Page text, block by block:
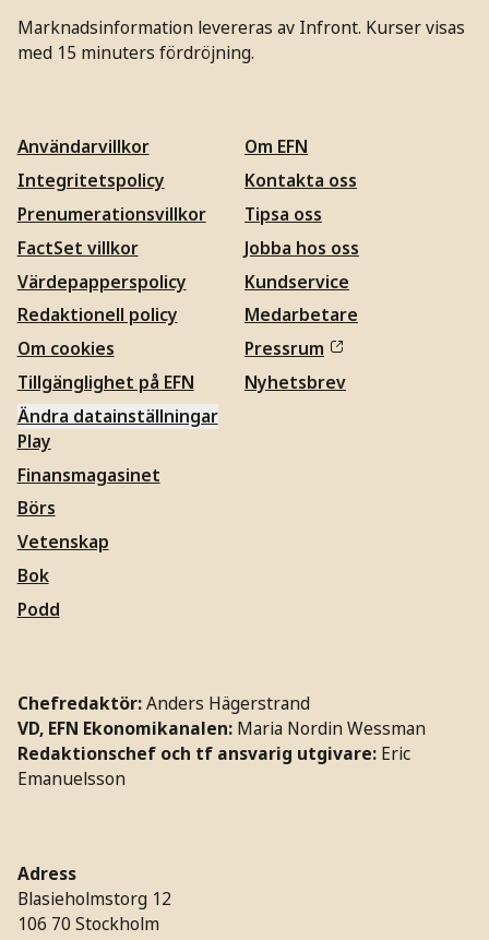
Marknadsinformation levereras av Infront. Kurser visas
med 15 minuters fördröjning.
Användarvillkor
Integritetspolicy
Prenumerationsvillkor
FactSet villkor
Värdepapperspolicy
Redaktionell policy
Om cookies
Tillgänglighet på EFN
Ändra datainställningar
Om EFN
Kontakta oss
Tipsa oss
Jobba hos oss
Kundservice
Medarbetare
Pressrum
Nyhetsbrev
Play
Finansmagasinet
Börs
Vetenskap
Bok
Podd
Chefredaktör:Anders Hägerstrand
VD, EFN Ekonomikanalen: Maria Nordin Wessman
Redaktionschef och tf ansvarig utgivare: Eric
Emanuelsson
Adress
Blasieholmstorg 12
106 70 Stockholm